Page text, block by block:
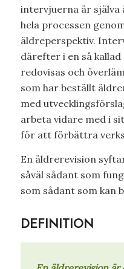
intervjuerna är själva
hela processen
äldreperspektiv.
därefter i en så
redovisas och
som har beställt
med
arbeta vidare med i
för att förbättra
En äldrerevision
såväl sådant som
som sådant som kan
DEFINITION